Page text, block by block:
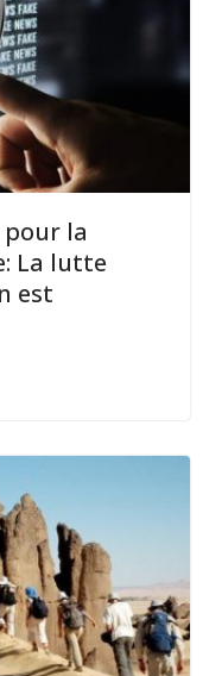
pour la
La lutte
est